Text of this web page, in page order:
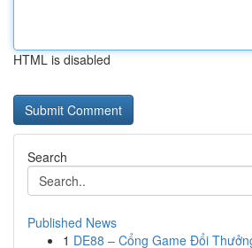
HTML is disabled
Search
Published News
1 DE88 – Cổng Game Đổi